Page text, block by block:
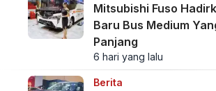
Mitsubishi Fuso
Baru Bus Medium
Panjang
6 hari yang lalu
Berita